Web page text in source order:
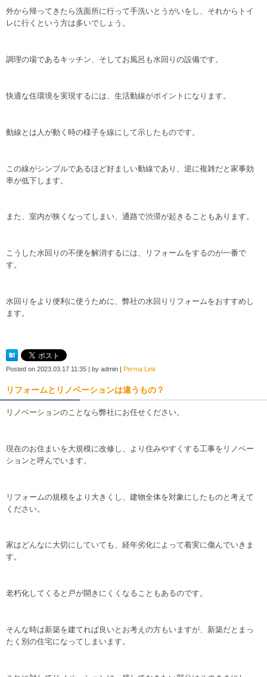
外から帰ってきたら洗面所に行って手洗いとうがいをし、それからトイ
レに行くという方は多いでしょう。
調理の場であるキッチン、そしてお風呂も水回りの設備です。
快適な住環境を実現するには、生活動線がポイントになります。
動線とは人が動く時の様子を線にして示したものです。
この線がシンプルであるほど好ましい動線であり、逆に複雑だと家事効
率が低下します。
また、室内が狭くなってしまい、通路で渋滞が起きることもあります。
こうした水回りの不便を解消するには、リフォームをするのが一番で
す。
水回りをより便利に使うために、弊社の水回りリフォームをおすすめし
ます。
Posted on 2023.03.17 11:35 | by admin | Perma Link
リフォームとリノベーションは違うもの？
リノベーションのことなら弊社にお任せください。
現在のお住まいを大規模に改修し、より住みやすくする工事をリノベー
ションと呼んでいます。
リフォームの規模をより大きくし、建物全体を対象にしたものと考えて
ください。
家はどんなに大切にしていても、経年劣化によって着実に傷んでいきま
す。
老朽化してくると戸が開きにくくなることもあるのです。
そんな時は新築を建てれば良いとお考えの方もいますが、新築だとまっ
たく別の住宅になってしまいます。